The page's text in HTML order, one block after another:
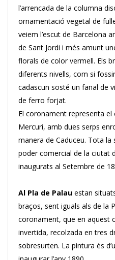
l’arrencada de la columna
ornamentació vegetal de
veiem l’escut de Barcelona
de Sant Jordi i més amunt
florals de color vermell. Els
diferents nivells, com si
cadascun sosté un fanal de
de ferro forjat.
El coronament representa
Mercuri, amb dues serps
manera de Caduceu. Tota
poder comercial de la ciutat
inaugurats al Setembre de
Al Pla de Palau estan
braços, sent iguals als de la
coronament, que en aquest
invertida, recolzada en tres
sobresurten. La pintura és